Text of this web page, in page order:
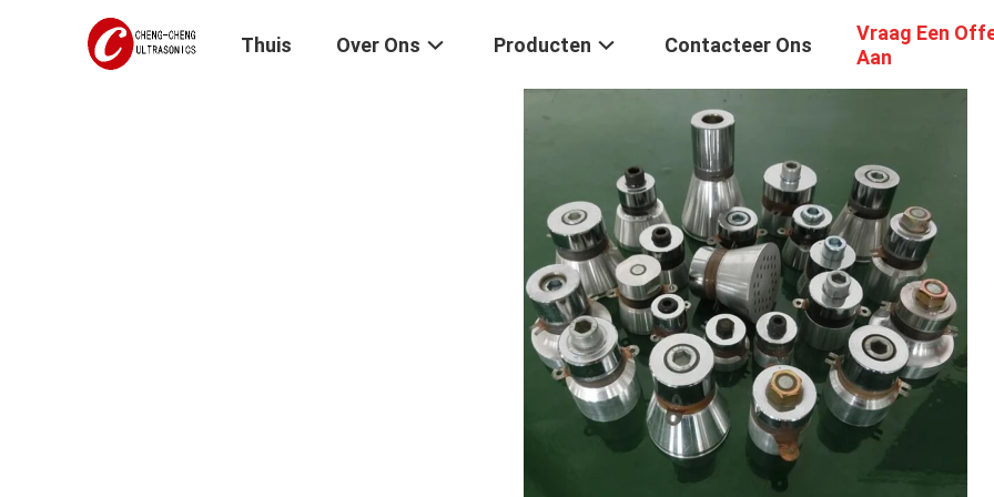
Thuis Over Ons Producten Contacteer Ons
Vraag Een
Aan